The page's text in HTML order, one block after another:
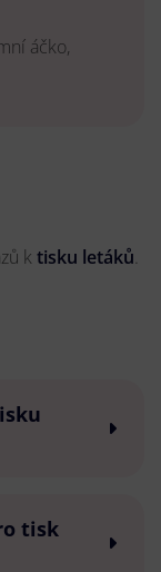
áčko,
k tisku letáků.
tisk